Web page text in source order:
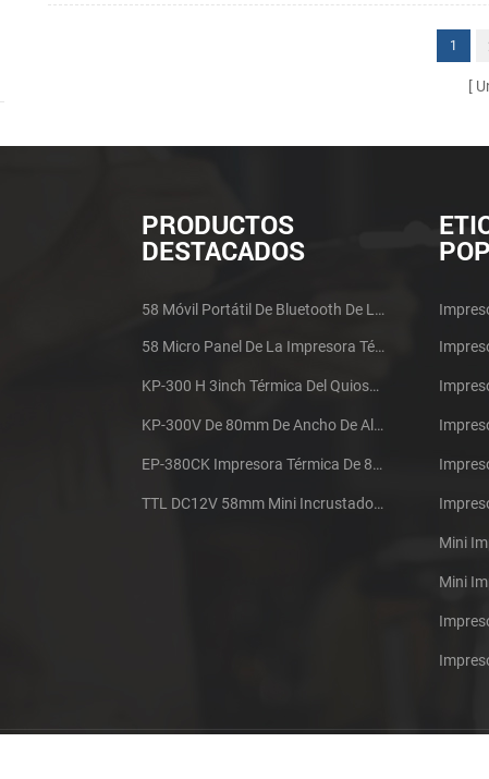
1
PRODUCTOS
DESTACADOS
58 Móvil Portátil De Bluetooth De La Impresora Térmica De PTP-II
58 Micro Panel De La Impresora Térmica De Recibos CSN-A1
KP-300 H 3inch Térmica Del Quiosco De La Impresora Módulo De
KP-300V De 80mm De Ancho De Alta Velocidad De La Impresora Térmica Del Quiosco
EP-380CK Impresora Térmica De 80 Mm Con Bloqueo De La Tapa
TTL DC12V 58mm Mini Incrustado Taxi De La Impresora Térmica De Recibos
Mini
Mini